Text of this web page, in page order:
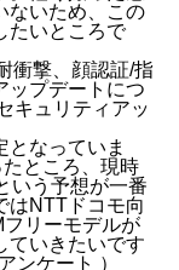
ないため、この
たいところで
衝撃、顔認証/指
ップデートにつ
キュリティアッ
となっていま
ところ、現時
いう予想が一番
はNTTドコモ向
リーモデルが
ていきたいです
ンケート ）